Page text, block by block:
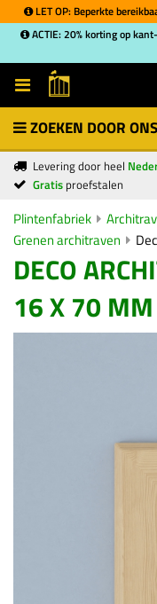
LET OP: Beperkte
ACTIE: 20% korting op
ZOEKEN DOOR
Levering door heel
Gratis proefstalen
Plintenfabriek
Grenen architraven
DECO
16 X 70 MM